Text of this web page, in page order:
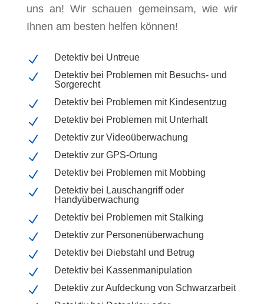
uns an! Wir schauen gemeinsam, wie wir
Ihnen am besten helfen können!
N Detektiv bei Untreue
N
Detektiv bei Problemen mit Besuchs- und
Sorgerecht
N Detektiv bei Problemen mit Kindesentzug
N Detektiv bei Problemen mit Unterhalt
N Detektiv zur Videoüberwachung
N Detektiv zur GPS-Ortung
N Detektiv bei Problemen mit Mobbing
N
Detektiv bei Lauschangriff oder
Handyüberwachung
N Detektiv bei Problemen mit Stalking
N Detektiv zur Personenüberwachung
N Detektiv bei Diebstahl und Betrug
N Detektiv bei Kassenmanipulation
N Detektiv zur Aufdeckung von Schwarzarbeit